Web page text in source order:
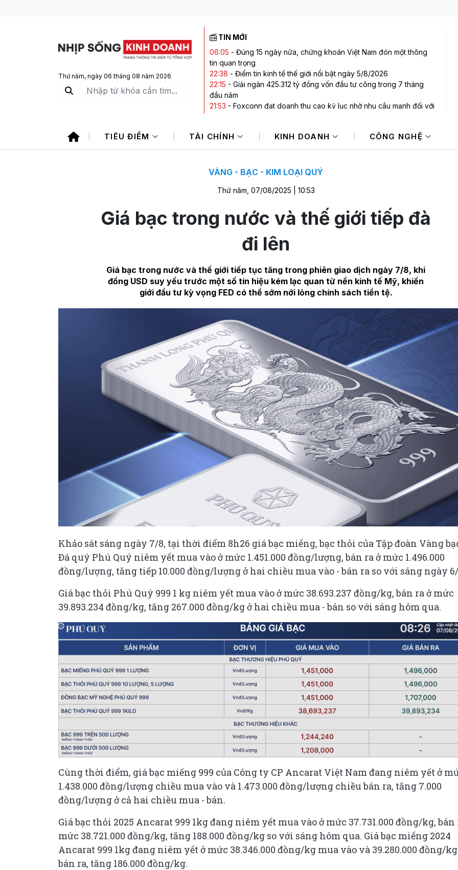
Thứ năm, ngày 06 tháng 08 năm 2026
TIN MỚI
06:05 - Đúng 15 ngày nữa, chứng khoán Việt Nam đón một thông
tin quan trọng
22:38 - Điểm tin kinh tế thế giới nổi bật ngày 5/8/2026
22:15 - Giải ngân 425.312 tỷ đồng vốn đầu tư công trong 7 tháng
đầu năm
21:53 - Foxconn đạt doanh thu cao kỷ lục nhờ nhu cầu mạnh đối với
20:20- Xuất khẩu gạo Thái Lan giảm gần 19% trong nửa đầu năm
2026
TIÊU ĐIỂM TÀI CHÍNH KINH DOANH CÔNG NGHỆ
VÀNG - BẠC - KIM LOẠI QUÝ
Thứ năm, 07/08/2025 | 10:53
Giá bạc trong nước và thế giới tiếp đà
đi lên
Giá bạc trong nước và thế giới tiếp tục tăng trong phiên giao dịch ngày 7/8, khi
đồng USD suy yếu trước một số tín hiệu kém lạc quan từ nền kinh tế Mỹ, khiến
giới đầu tư kỳ vọng FED có thể sớm nới lỏng chính sách tiền tệ.
Khảo sát sáng ngày 7/8, tại thời điểm 8h26 giá bạc miếng, bạc thỏi của Tập đoàn Vàng
Đá quý Phú Quý niêm yết mua vào ở mức 1.451.000 đồng/lượng, bán ra ở mức 1.496.000
đồng/lượng, tăng tiếp 10.000 đồng/lượng ở hai chiều mua vào - bán ra so với sáng ngày
Giá bạc thỏi Phú Quý 999 1 kg niêm yết mua vào ở mức 38.693.237 đồng/kg, bán ra ở mức
39.893.234 đồng/kg, tăng 267.000 đồng/kg ở hai chiều mua - bán so với sáng hôm qua.
Cùng thời điểm, giá bạc miếng 999 của Công ty CP Ancarat Việt Nam đang niêm yết ở
1.438.000 đồng/lượng chiều mua vào và 1.473.000 đồng/lượng chiều bán ra, tăng 7.000
đồng/lượng ở cả hai chiều mua - bán.
Giá bạc thỏi 2025 Ancarat 999 1kg đang niêm yết mua vào ở mức 37.731.000 đồng/kg, bán
mức 38.721.000 đồng/kg, tăng 188.000 đồng/kg so với sáng hôm qua. Giá bạc miếng 2024
Ancarat 999 1kg đang niêm yết ở mức 38.346.000 đồng/kg mua vào và 39.280.000 đồng/kg
bán ra, tăng 186.000 đồng/kg.